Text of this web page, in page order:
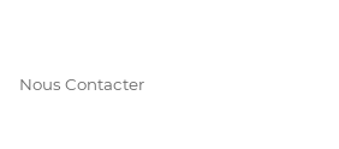
Nous Contacter